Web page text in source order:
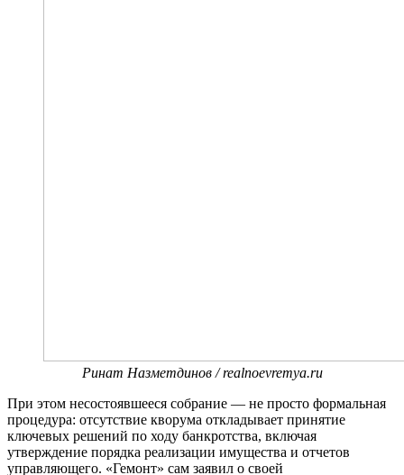
Ринат Назметдинов / realnoevremya.ru
При этом несостоявшееся собрание — не просто формальная
процедура: отсутствие кворума откладывает принятие
ключевых решений по ходу банкротства, включая
утверждение порядка реализации имущества и отчетов
управляющего. «Гемонт» сам заявил о своей